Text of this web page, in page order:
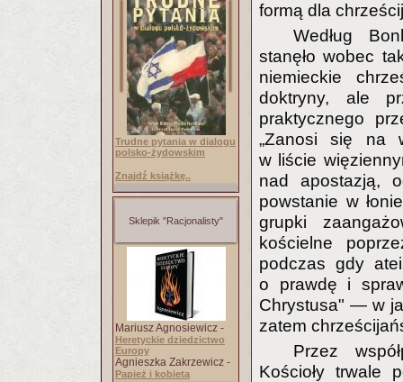
Trudne pytania w dialogu
polsko-żydowskim
Znajdź książkę..
Sklepik "Racjonalisty"
Mariusz Agnosiewicz -
Heretyckie dziedzictwo
Europy
Agnieszka Zakrzewicz -
Papież i kobieta
formą dla
Według
stanęło wobec
niemieckie
doktryny, ale
praktycznego
„Zanosi się na
w liście
nad apostazją,
powstanie w
grupki
kościelne
podczas gdy
o prawdę i
Chrystusa" — w
zatem
Przez
Kościoły trwale